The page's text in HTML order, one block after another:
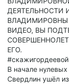
ДЕЯТЕЛЬНОСТИ
ВЛАДИМИРОВНЫ
ВИДЕО, ВЫ
ЕГО.
В начале
Свердлин ушёл